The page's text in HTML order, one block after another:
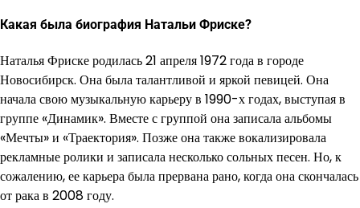
Какая была биография Натальи Фриске?
Наталья Фриске родилась 21 апреля 1972 года в городе
Новосибирск. Она была талантливой и яркой певицей. Она
начала свою музыкальную карьеру в 1990-х годах, выступая в
группе «Динамик». Вместе с группой она записала альбомы
«Мечты» и «Траектория». Позже она также вокализировала
рекламные ролики и записала несколько сольных песен. Но, к
сожалению, ее карьера была прервана рано, когда она скончалась
от рака в 2008 году.